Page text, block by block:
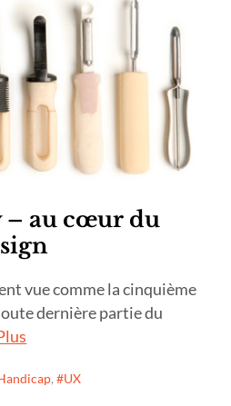
– au cœur du
vue comme la cinquième
dernière partie du
, UX